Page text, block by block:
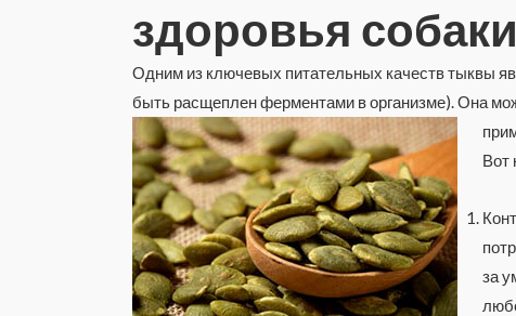
здоровья собаки
Одним из ключевых питательных качеств тыквы
быть расщеплен ферментами в организме). Она
Вот
за